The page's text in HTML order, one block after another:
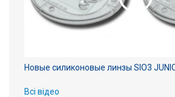
Новые силиконовые линзы SIO3
Всі відео